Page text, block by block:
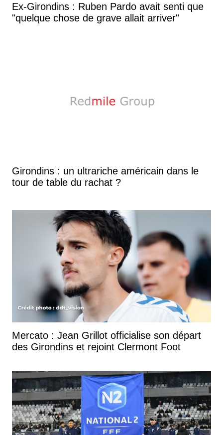
Ex-Girondins : Ruben Pardo avait senti que
"quelque chose de grave allait arriver"
Girondins : un ultrariche américain dans le
tour de table du rachat ?
Mercato : Jean Grillot officialise son départ
des Girondins et rejoint Clermont Foot